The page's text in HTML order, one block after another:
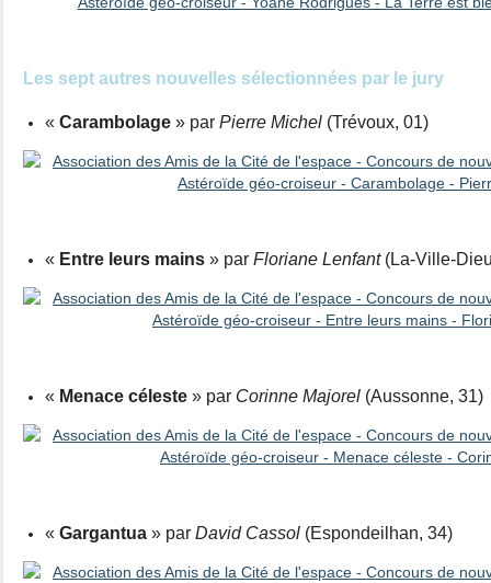
Les sept autres nouvelles sélectionnées par le jury
« Carambolage » par Pierre Michel (Trévoux, 01)
« Entre leurs mains » par Floriane Lenfant(La-Ville-
« Menace céleste » par Corinne Majorel (Aussonne, 31)
« Gargantua » par David Cassol (Espondeilhan, 34)